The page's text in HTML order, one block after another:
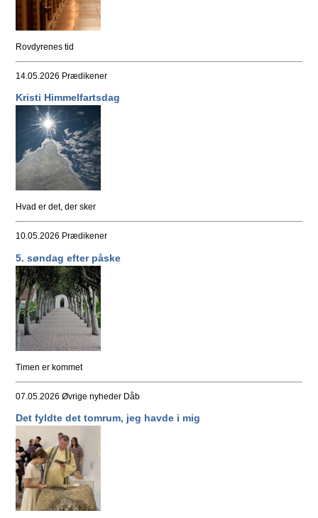
Rovdyrenes tid
14.05.2026 Prædikener
Kristi Himmelfartsdag
Hvad er det, der sker
10.05.2026 Prædikener
5. søndag efter påske
Timen er kommet
07.05.2026Øvrige nyheder Dåb
Det fyldte det tomrum, jeg havde i mig